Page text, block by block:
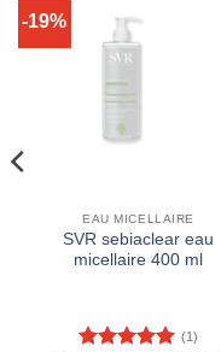
-19%
EAU MICELLAIRE
SVR sebiaclear eau
micellaire 400 ml
(1)